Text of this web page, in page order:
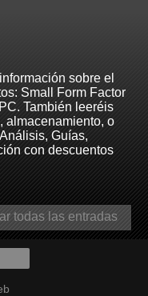
sobre el
Small Form Factor
También leeréis
almacenamiento, o
Guías,
con descuentos
todas las entradas